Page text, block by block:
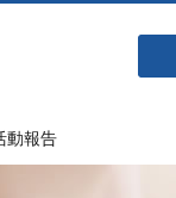
動報告